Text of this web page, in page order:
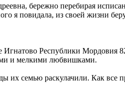
бережно перебирая
я повидала, из своей жизни
Республики Мордовия
и мелкими любвишками.
их семью раскулачили. Как все